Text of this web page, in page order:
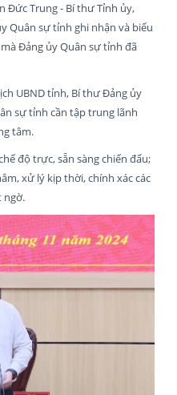
Đức Trung - Bí thư Tỉnh ủy,
Quân sự tỉnh ghi nhận và biểu
Đảng ủy Quân sự tỉnh đã
UBND tỉnh, Bí thư Đảng ủy
sự tỉnh cần tập trung lãnh
tâm.
độ trực, sẵn sàng chiến đấu;
xử lý kịp thời, chính xác các
ngờ.